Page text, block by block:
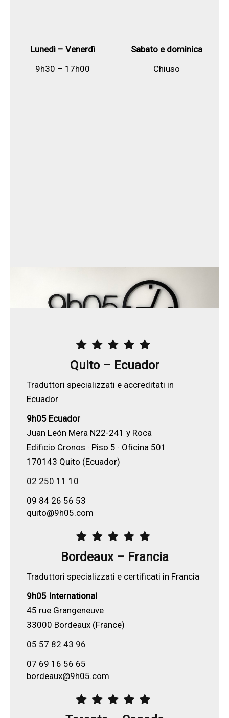
Lunedì – Venerdì
9h30 – 17h00
Sabato e dominica
Chiuso
Quito – Ecuador
Traduttori specializzati e accreditati in
Ecuador
9h05 Ecuador
Juan León Mera N22-241 y Roca
Edificio Cronos · Piso 5 · Oficina 501
170143 Quito (Ecuador)
02 250 11 10
09 84 26 56 53
quito@9h05.com
Bordeaux – Francia
Traduttori specializzati e certificati in Francia
9h05 International
45 rue Grangeneuve
33000 Bordeaux (France)
05 57 82 43 96
07 69 16 56 65
bordeaux@9h05.com